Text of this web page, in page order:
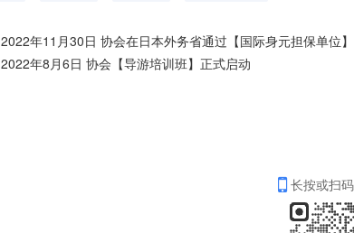
2022年11月30日 协会在日本外务省通过【国际身元担保单位
2022年8月6日 协会【导游培训班】正式启动
长按或扫